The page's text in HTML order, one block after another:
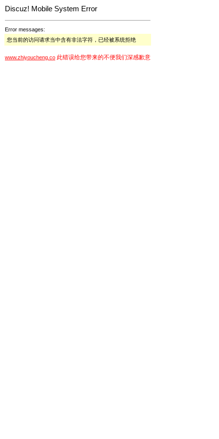
Discuz! Mobile System Error
Error messages:
您当前的访问请求当中含有非法字符，已经被系统拒绝
www.zhiyoucheng.co 此错误给您带来的不便我们深感歉意